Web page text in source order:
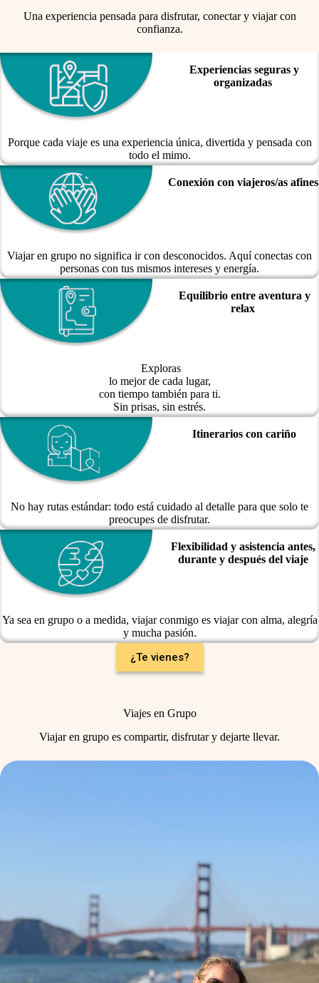
Una experiencia pensada para disfrutar, conectar y viajar con
confianza.
Experiencias seguras y
organizadas
Porque cada viaje es una experiencia única, divertida y pensada con
todo el mimo.
Conexión con viajeros/as afines
Viajar en grupo no significa ir con desconocidos. Aquí conectas con
personas con tus mismos intereses y energía.
Equilibrio entre aventura y
relax
Exploras
lo mejor de cada lugar,
con tiempo también para ti.
Sin prisas, sin estrés.
Itinerarios con cariño
No hay rutas estándar: todo está cuidado al detalle para que solo te
preocupes de disfrutar.
Flexibilidad y asistencia antes,
durante y después del viaje
Ya sea en grupo o a medida, viajar conmigo es viajar con alma, alegría
y mucha pasión.
¿Te vienes?
Viajes en Grupo
Viajar en grupo es compartir, disfrutar y dejarte llevar.